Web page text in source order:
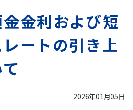
金金利および短
ートの引き上
2026年01月05日